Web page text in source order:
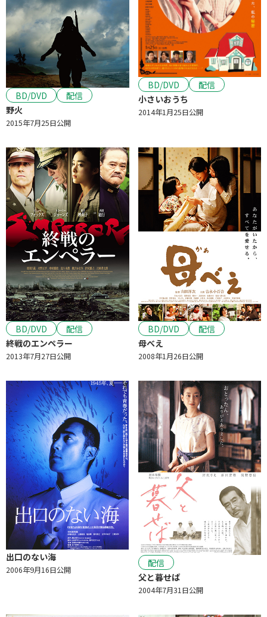
BD/DVD
配信
野火
2015年7月25日公開
BD/DVD
配信
小さいおうち
2014年1月25日公開
BD/DVD
配信
終戦のエンペラー
2013年7月27日公開
BD/DVD
配信
母べえ
2008年1月26日公開
出口のない海
2006年9月16日公開
配信
父と暮せば
2004年7月31日公開